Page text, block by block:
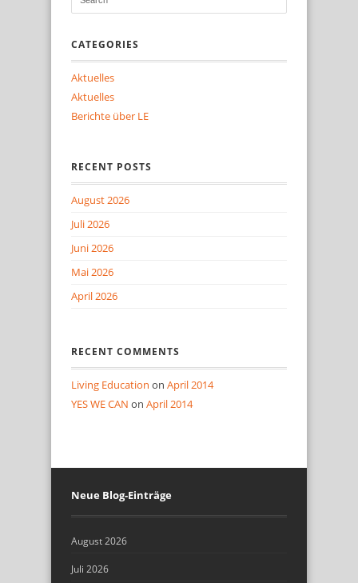
CATEGORIES
Aktuelles
Aktuelles
Berichte über LE
RECENT POSTS
August 2026
Juli 2026
Juni 2026
Mai 2026
April 2026
RECENT COMMENTS
Living Education on April 2014
YES WE CAN on April 2014
Neue Blog-Einträge
August 2026
Juli 2026